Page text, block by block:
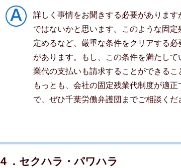
詳しく事情をお聞きする必要がありま
ではないかと思います。このような固
定めるなど、厳重な条件をクリアする
があります。もし、この条件を満たし
業代の支払いも請求することができるこ
もっとも、会社の固定残業代制度が適
で、ぜひ千葉労働弁護団までご相談くだ
４．セクハラ・パワハラ